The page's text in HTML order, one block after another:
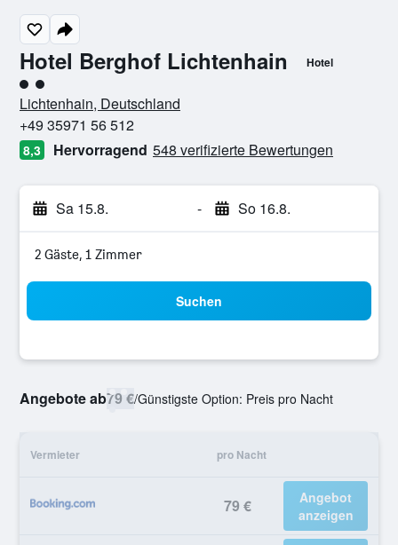
Hotel Berghof Lichtenhain Hotel
Bewertungskategorie 2
Lichtenhain, Deutschland
+49 35971 56 512
8,3 Hervorragend 548 verifizierte Bewertungen
Sa 15.8. - So 16.8.
2 Gäste, 1 Zimmer
Suchen
Angebote ab79 €/Günstigste Option: Preis pro Nacht
Vermieter pro Nacht
79 €
Angebot
anzeigen